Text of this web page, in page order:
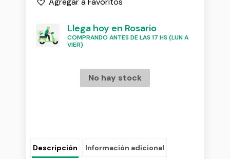
Llega hoy en Rosario
COMPRANDO ANTES DE LAS 17 HS (LUN A
VIER)
No hay stock
Descripción Información adicional